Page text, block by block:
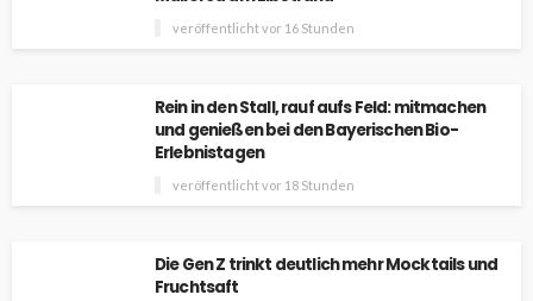
veröffentlicht vor 16 Stunden
Rein in den Stall, rauf aufs Feld: mitmachen
und genießen bei den Bayerischen Bio-
Erlebnistagen
veröffentlicht vor 18 Stunden
Die Gen Z trinkt deutlich mehr Mocktails und
Fruchtsaft